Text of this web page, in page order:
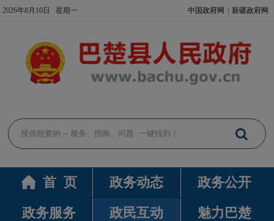
2026年8月10日 星期一 中国政府网 新疆政府网
首 页 政务动态
政务公开
政务服务
政民互动 魅力巴楚